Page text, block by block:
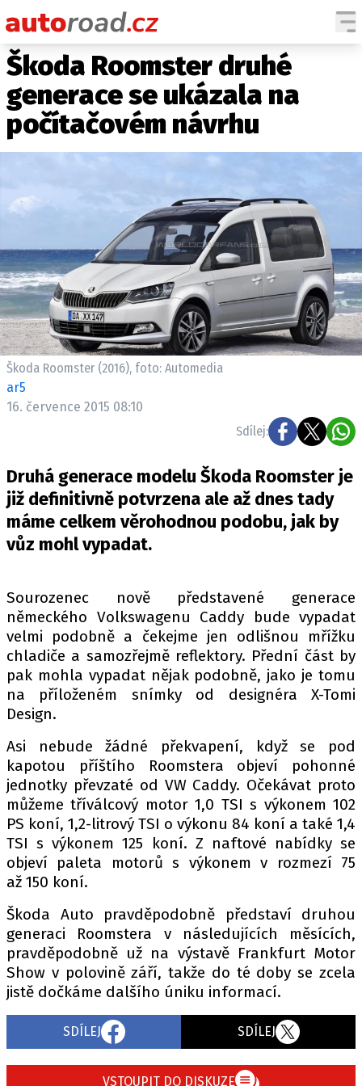
AUTA
TESTY AUT
NOVINKY
ZAJÍMAVOSTI
TECHNIKA
EKONOMIKA
ČESKÝ TRH
TUNING
PROFI
ELEKTRO
NOVINKY ZE SVĚTA EV
TESTY ELEKTROMOBILŮ
RALLY
OSTATNÍ
DAKAR
Z DOMOVA
ZE SVĚTA
MOTORSPORT
ČEŠI V AKCI
FIA CEZ & POHÁRY
MEZINÁRODNÍ SCÉNA
SLEDUJTE NÁS NA
Pošlete e-mail na autoroad.cz
ETICKÝ KODEX
KONTAKT
INZERCE
OSOBNÍ ÚDAJE / COOKIES
Škoda Roomster druhé
generace se ukázala na
počítačovém návrhu
Škoda Roomster (2016), foto: Automedia
ar5
16. července 2015 08:10
Sdílej:
Druhá generace modelu Škoda Roomster je
již definitivně potvrzena ale až dnes tady
máme celkem věrohodnou podobu, jak by
vůz mohl vypadat.
Sourozenec nově představené generace
německého Volkswagenu Caddy bude vypadat
velmi podobně a čekejme jen odlišnou mřížku
chladiče a samozřejmě reflektory. Přední část by
pak mohla vypadat nějak podobně, jako je tomu
na příloženém snímky od designéra X-Tomi
Design.
Asi nebude žádné překvapení, když se pod
kapotou příštího Roomstera objeví pohonné
jednotky převzaté od VW Caddy. Očekávat proto
můžeme tříválcový motor 1,0 TSI s výkonem 102
PS koní, 1,2-litrový TSI o výkonu 84 koní a také 1,4
TSI s výkonem 125 koní. Z naftové nabídky se
objeví paleta motorů s výkonem v rozmezí 75
až 150 koní.
Škoda Auto pravděpodobně představí druhou
generaci Roomstera v následujících měsících,
pravděpodobně už na výstavě Frankfurt Motor
Show v polovině září, takže do té doby se zcela
jistě dočkáme dalšího úniku informací.
SDÍLEJ SDÍLEJ
VSTOUPIT DO DISKUZE